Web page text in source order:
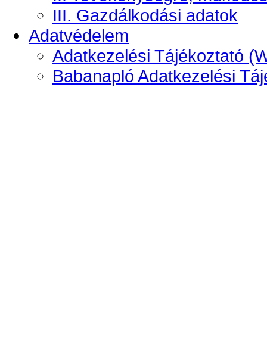
III. Gazdálkodási adatok
Adatvédelem
Adatkezelési Tájékoztató
Babanapló Adatkezelési